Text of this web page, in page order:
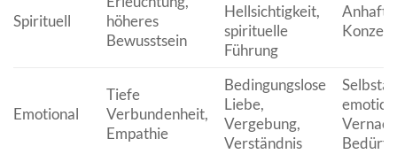
Spirituell
höheres
Bewusstsein
Hellsichtigkeit,
spirituelle
Führung
Emotional
Tiefe
Verbundenheit,
Empathie
Bedingungslose
Liebe,
Vergebung,
Verständnis